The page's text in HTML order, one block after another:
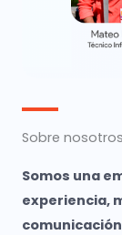
Sobre nosotros
Somos una
experiencia,